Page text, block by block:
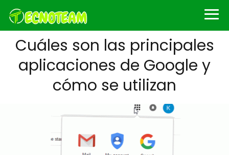
Cuáles son las principales
aplicaciones de Google y
cómo se utilizan